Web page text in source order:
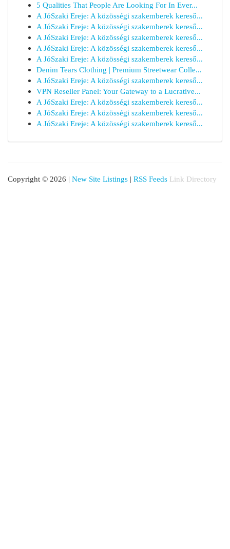
5 Qualities That People Are Looking For In Ever...
A JóSzaki Ereje: A közösségi szakemberek kereső...
A JóSzaki Ereje: A közösségi szakemberek kereső...
A JóSzaki Ereje: A közösségi szakemberek kereső...
A JóSzaki Ereje: A közösségi szakemberek kereső...
A JóSzaki Ereje: A közösségi szakemberek kereső...
Denim Tears Clothing | Premium Streetwear Colle...
A JóSzaki Ereje: A közösségi szakemberek kereső...
VPN Reseller Panel: Your Gateway to a Lucrative...
A JóSzaki Ereje: A közösségi szakemberek kereső...
A JóSzaki Ereje: A közösségi szakemberek kereső...
A JóSzaki Ereje: A közösségi szakemberek kereső...
Copyright © 2026 | New Site Listings | RSS Feeds Link Directory